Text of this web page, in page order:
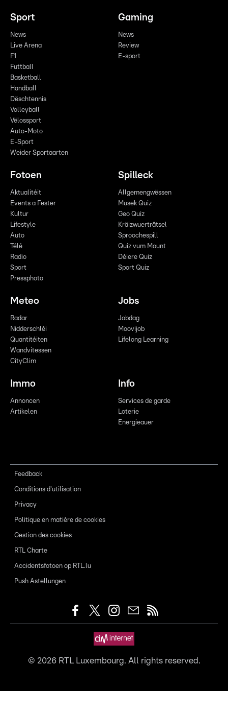
Sport
News
Live Arena
F1
Futtball
Basketball
Handball
Dëschtennis
Volleyball
Vëlossport
Auto-Moto
E-Sport
Weider Sportaarten
Gaming
News
Review
E-sport
Fotoen
Aktualitéit
Events a Fester
Kultur
Lifestyle
Auto
Télé
Radio
Sport
Pressphoto
Spilleck
Allgemengwëssen
Musek Quiz
Geo Quiz
Kräizwuerträtsel
Sproochespill
Quiz vum Mount
Déiere Quiz
Sport Quiz
Meteo
Radar
Nidderschléi
Quantitéiten
Wandvitessen
CityClim
Jobs
Jobdag
Moovijob
Lifelong Learning
Immo
Annoncen
Artikelen
Info
Services de garde
Loterie
Energieauer
Feedback
Conditions d'utilisation
Privacy
Politique en matière de cookies
Gestion des cookies
RTL Charte
Accidentsfotoen op RTL.lu
Push Astellungen
© 2026RTL Luxembourg. All rights reserved.